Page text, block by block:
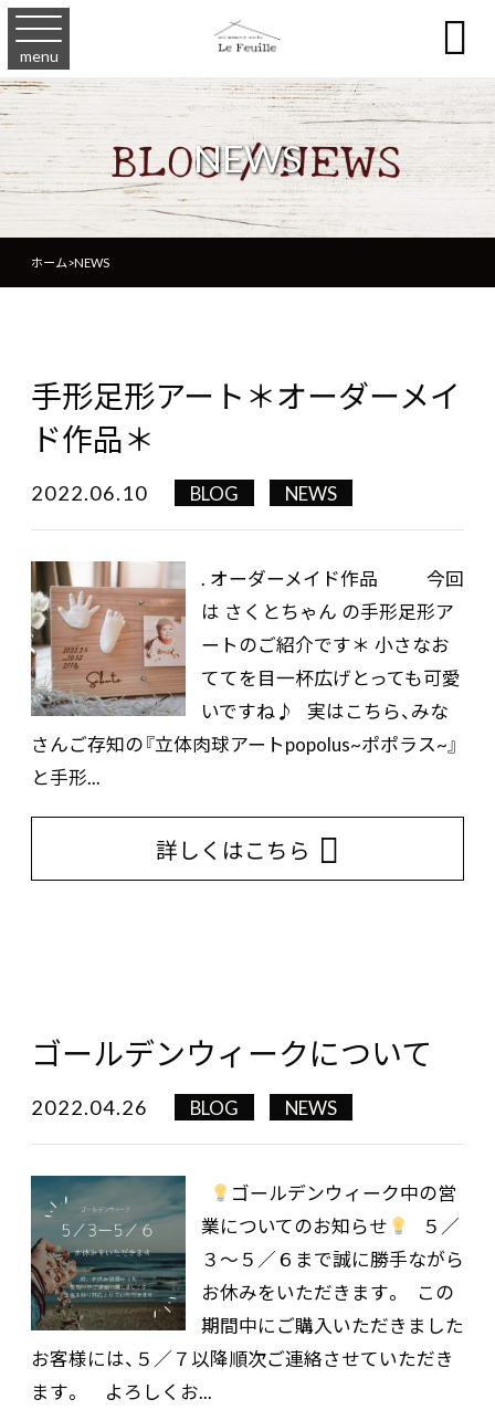
menu 
NEWS
ホーム>NEWS
手形足形アート＊オーダーメイ
ド作品＊
2022.06.10 BLOG NEWS
. オーダーメイド作品 今回
は さくとちゃん の手形足形ア
ートのご紹介です＊ 小さなお
ててを目一杯広げとっても可愛
いですね♪ 実はこちら、みな
さんご存知の『立体肉球アートpopolus~ポポラス~』
と手形...
詳しくはこちら
ゴールデンウィークについて
2022.04.26 BLOG NEWS
ゴールデンウィーク中の営
業についてのお知らせ
５／
３〜５／６まで誠に勝手ながら
お休みをいただきます。 この
期間中にご購入いただきました
お客様には、５／７以降順次ご連絡させていただき
ます。 よろしくお...